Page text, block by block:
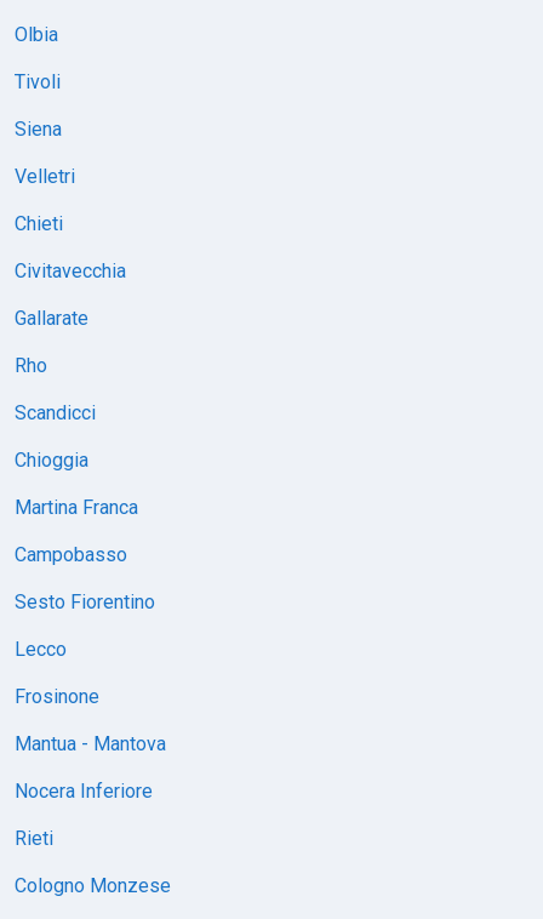
Olbia
Tivoli
Siena
Velletri
Chieti
Civitavecchia
Gallarate
Rho
Scandicci
Chioggia
Martina Franca
Campobasso
Sesto Fiorentino
Lecco
Frosinone
Mantua - Mantova
Nocera Inferiore
Rieti
Cologno Monzese